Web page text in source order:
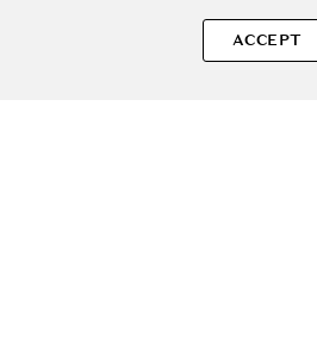
întrebările legate de Vitamina D și
Realitate?. Dacă mai ai curiozități
ACCEPT